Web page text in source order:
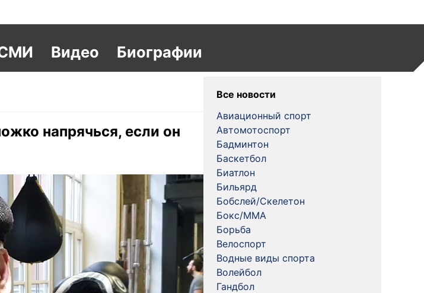
Видео Биографии
напрячься, если он
Все новости
Авиационный спорт
Автомотоспорт
Бадминтон
Баскетбол
Биатлон
Бильярд
Бобслей/Скелетон
Бокс/MMA
Борьба
Велоспорт
Водные виды спорта
Волейбол
Гандбол